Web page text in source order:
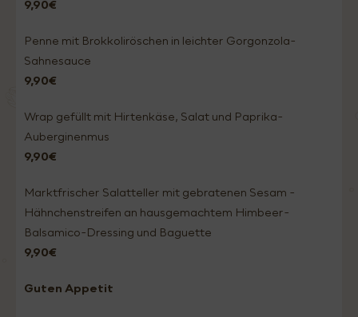
9,90€
Penne mit Brokkoliröschen in leichter Gorgonzola-
Sahnesauce
9,90€
Wrap gefüllt mit Hirtenkäse, Salat und Paprika-
Auberginenmus
9,90€
Marktfrischer Salatteller mit gebratenen Sesam -
Hähnchenstreifen an hausgemachtem Himbeer-
Balsamico-Dressing und Baguette
9,90€
Guten Appetit